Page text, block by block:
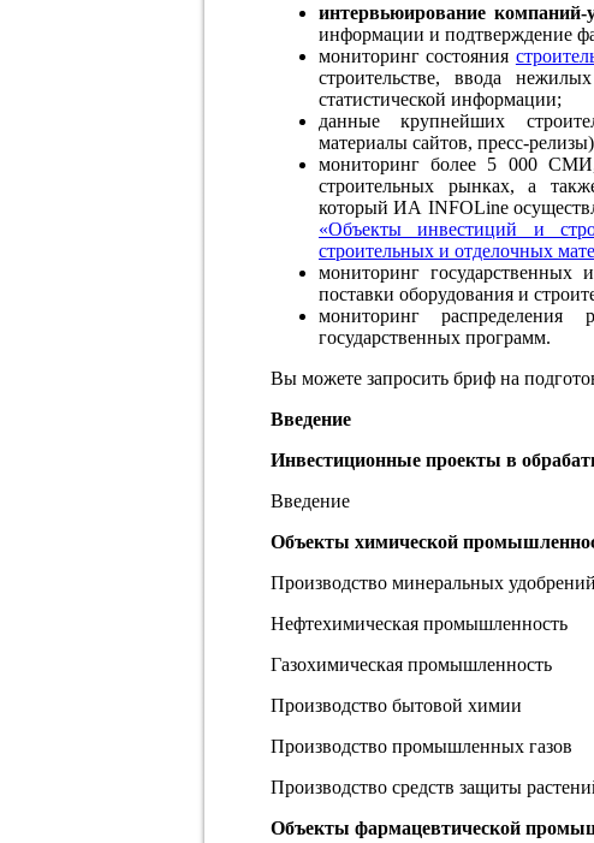
интервьюирование компаний-
информации и подтверждение
мониторинг состояния
строительстве, ввода
статистической информации;
данные крупнейших
материалы сайтов, пресс-
мониторинг более 5 000
строительных рынках, а
который ИА INFOLine
«Объекты инвестиций и
строительных и отделочных
мониторинг государственных
поставки оборудования и
мониторинг распределения
государственных программ.
Вы можете запросить бриф на
Введение
Инвестиционные проекты в
Введение
Объекты химической
Производство минеральных удобрений
Нефтехимическая промышленность
Газохимическая промышленность
Производство бытовой химии
Производство промышленных газов
Производство средств защиты
Объекты фармацевтической